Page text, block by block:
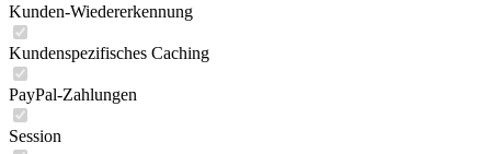
Kunden-Wiedererkennung
Kundenspezifisches Caching
PayPal-Zahlungen
Session